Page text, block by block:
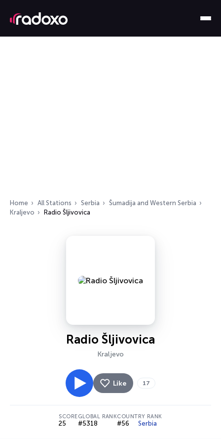
Home All Stations Serbia
Šumadija and Western Serbia
Kraljevo
Radio Šljivovica
Radio Šljivovica
Kraljevo
Like 17
SCORE
25
GLOBAL RANK
#5318
COUNTRY RANK
#56 Serbia